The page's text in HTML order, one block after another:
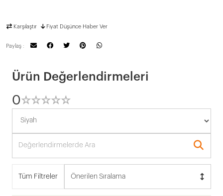
Karşılaştır Fiyat Düşünce Haber Ver
Paylaş :
Ürün Değerlendirmeleri
0☆☆☆☆☆
★★★★★
Tüm Filtreler Önerilen Sıralama